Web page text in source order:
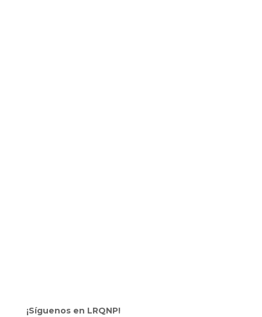
¡Síguenos en LRQNP!